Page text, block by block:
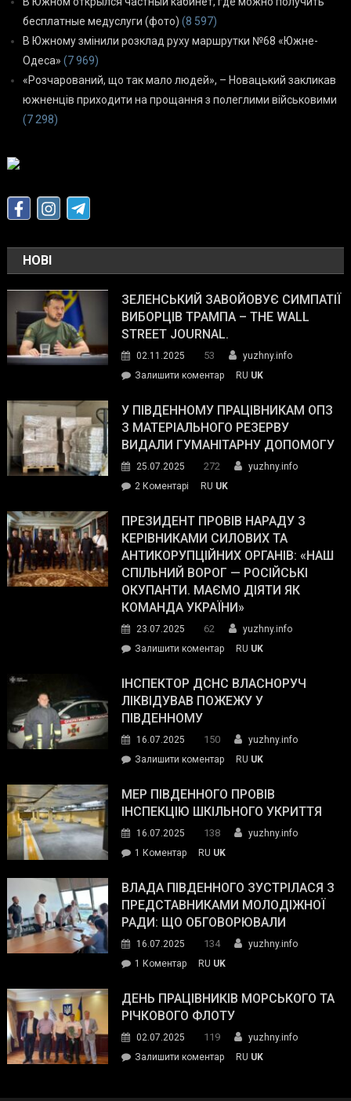
бесплатные медуслуги (фото) (8 597)
В Южному змінили розклад руху маршрутки №68 «Южне-
Одеса» (7 969)
«Розчарований, що так мало людей», – Новацький закликав
южненців приходити на прощання з полеглими військовими
(7 298)
НОВІ
ЗЕЛЕНСЬКИЙ ЗАВОЙОВУЄ СИМПАТІЇ
ВИБОРЦІВ ТРАМПА – THE WALL
STREET JOURNAL.
02.11.2025 53
yuzhny.info
Залишити коментарon
завойовує
симпатії
виборців
The
Street
Journal.
RU UK
У ПІВДЕННОМУ ПРАЦІВНИКАМ ОПЗ
З МАТЕРІАЛЬНОГО РЕЗЕРВУ
ВИДАЛИ ГУМАНІТАРНУ ДОПОМОГУ
25.07.2025 272
yuzhny.info
2 Коментарі
Південному
працівникам
ОПЗ
з
матеріального
резерву
гуманітарну
допомогу
RU UK
ПРЕЗИДЕНТ ПРОВІВ НАРАДУ З
КЕРІВНИКАМИ СИЛОВИХ ТА
АНТИКОРУПЦІЙНИХ ОРГАНІВ: «НАШ
СПІЛЬНИЙ ВОРОГ — РОСІЙСЬКІ
ОКУПАНТИ. МАЄМО ДІЯТИ ЯК
КОМАНДА УКРАЇНИ»
23.07.2025 62
yuzhny.info
Залишити коментарon
провів
нараду
силових
та
органів:
«Наш
спільний
окупанти.
Маємо
діяти
команда
RU UK
ІНСПЕКТОР ДСНС ВЛАСНОРУЧ
ЛІКВІДУВАВ ПОЖЕЖУ У
ПІВДЕННОМУ
16.07.2025 150
yuzhny.info
Залишити коментарon
ДСНС
власноруч
пожежу
у
RU UK
МЕР ПІВДЕННОГО ПРОВІВ
ІНСПЕКЦІЮ ШКІЛЬНОГО УКРИТТЯ
16.07.2025 138
yuzhny.info
1 Коментардо
Південного
провів
інспекцію
укриття
RU UK
ВЛАДА ПІВДЕННОГО ЗУСТРІЛАСЯ З
ПРЕДСТАВНИКАМИ МОЛОДІЖНОЇ
РАДИ: ЩО ОБГОВОРЮВАЛИ
16.07.2025 134
yuzhny.info
1 Коментардо
Південного
зустрілася
представниками
молодіжної
RU UK
ДЕНЬ ПРАЦІВНИКІВ МОРСЬКОГО ТА
РІЧКОВОГО ФЛОТУ
02.07.2025 119
yuzhny.info
Залишити коментарon
RU UK